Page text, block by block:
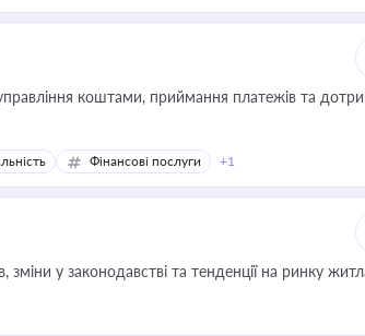
Фінансові послуги +1
у законодавстві та тенденції на ринку